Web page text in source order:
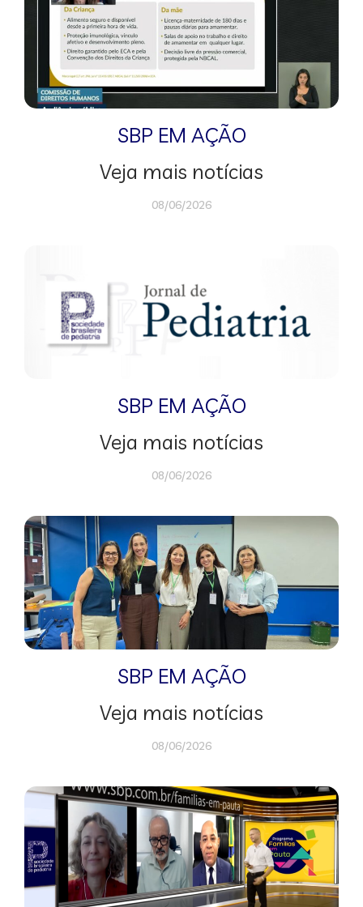
SBP EM AÇÃO
Veja mais notícias
08/06/2026
SBP EM AÇÃO
Veja mais notícias
08/06/2026
SBP EM AÇÃO
Veja mais notícias
08/06/2026